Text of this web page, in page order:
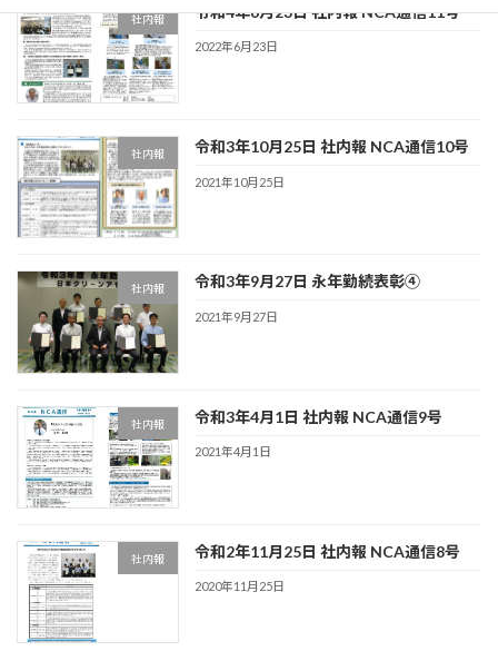
社内報 令和4年6月23日 社内報 NCA通信11号
2022年6月23日
社内報 令和3年10月25日 社内報 NCA通信10号
2021年10月25日
社内報 令和3年9月27日 永年勤続表彰④
2021年9月27日
社内報 令和3年4月1日 社内報 NCA通信9号
2021年4月1日
社内報 令和2年11月25日 社内報 NCA通信8号
2020年11月25日